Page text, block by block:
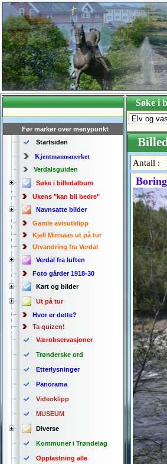
Før markør over menypunkt
Startsiden
Kjentmannsmerket
Verdalsguiden
Søke i billedalbum
Ukens "kan bli bedre"
Navnsatte bilder
Gamle avisutklipp
Kjell Minsaas ut på tur
Utvandring fra Verdal
Verdal fra luften
Foto gårder 1918-30
Kart og bilder
Ut på tur
Hvor er dette?
Ta quizen!
Værobservasjoner
Trønderske ord
Etterlysninger
Panorama
Videoklipp
MUSEUM
Diverse
Kommuner i Trøndelag
Opplastning alle
Søke i
Antall :